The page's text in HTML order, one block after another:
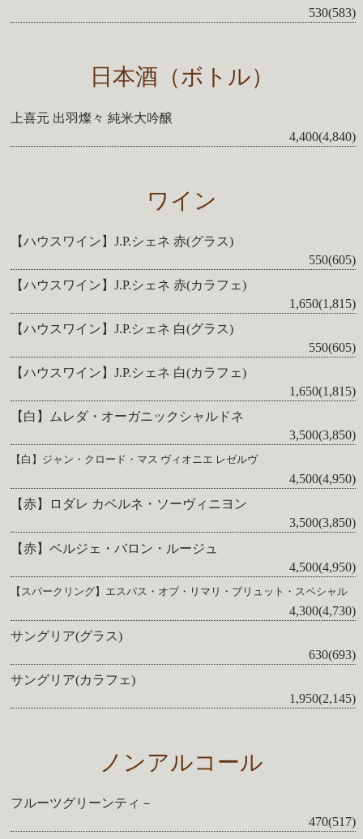
530(583)
日本酒（ボトル）
上喜元 出羽燦々 純米大吟醸
4,400(4,840)
ワイン
【ハウスワイン】J.P.シェネ 赤(グラス)
550(605)
【ハウスワイン】J.P.シェネ 赤(カラフェ)
1,650(1,815)
【ハウスワイン】J.P.シェネ 白(グラス)
550(605)
【ハウスワイン】J.P.シェネ 白(カラフェ)
1,650(1,815)
【白】ムレダ・オーガニックシャルドネ
3,500(3,850)
【白】ジャン・クロード・マス ヴィオニエ レゼルヴ
4,500(4,950)
【赤】ロダレ カベルネ・ソーヴィニヨン
3,500(3,850)
【赤】ベルジェ・バロン・ルージュ
4,500(4,950)
【スパークリング】エスパス・オブ・リマリ・ブリュット・スペシャル
4,300(4,730)
サングリア(グラス)
630(693)
サングリア(カラフェ)
1,950(2,145)
ノンアルコール
フルーツグリーンティ－
470(517)